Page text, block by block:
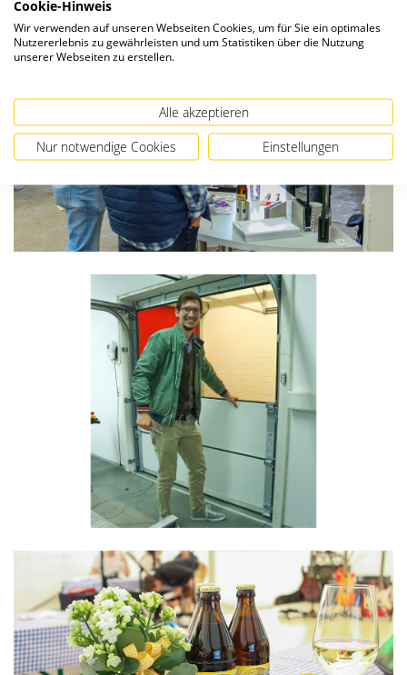
Cookie-Hinweis
Wir verwenden auf unseren Webseiten Cookies, um für Sie ein optimales
Nutzererlebnis zu gewährleisten und um Statistiken über die Nutzung
unserer Webseiten zu erstellen.
Alle akzeptieren
Nur notwendige Cookies Einstellungen